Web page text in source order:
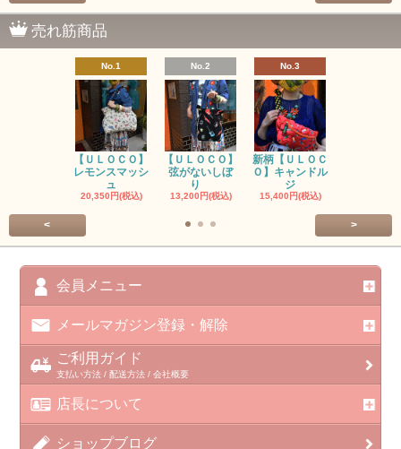
売れ筋商品
No.1
【ＵＬＯＣＯ】
レモンスマッシ
ュ
20,350円(税込)
No.2
【ＵＬＯＣＯ】
弦がないしぼ
り
13,200円(税込)
No.3
新柄【ＵＬＯＣ
Ｏ】キャンドル
ジ
15,400円(税込)
< >
会員メニュー
メールマガジン登録・解除
ご利用ガイド
支払い方法 / 配送方法 / 会社概要
店長について
ショップブログ